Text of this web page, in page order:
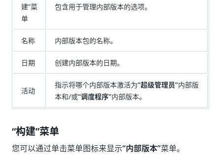
建”菜
单
包含用于管理内部版本的选项。
名称 内部版本包的名称。
日期 创建内部版本的日期。
活动
指示将哪个内部版本激活为“超级管理员”内部版
本和/或“调度程序”内部版本。
“构建”菜单
您可以通过单击菜单图标来显示“内部版本”菜单。